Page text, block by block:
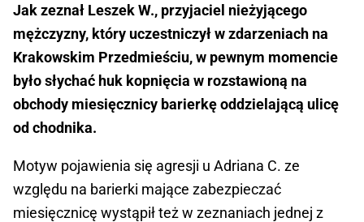
Jak zeznał Leszek W., przyjaciel nieżyjącego
mężczyzny, który uczestniczył w zdarzeniach na
Krakowskim Przedmieściu, w pewnym momencie
było słychać huk kopnięcia w rozstawioną na
obchody miesięcznicy barierkę oddzielającą ulicę
od chodnika.
Motyw pojawienia się agresji u Adriana C. ze
względu na barierki mające zabezpieczać
miesięcznicę wystąpił też w zeznaniach jednej z